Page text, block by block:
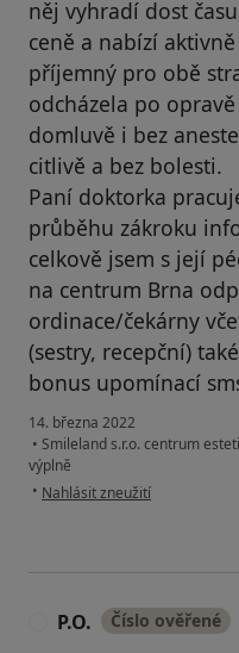
něj vyhradí dost
ceně a nabízí
příjemný pro obě
odcházela po
domluvě i bez
citlivě a bez bolesti.
Paní doktorka
průběhu zákroku
celkově jsem s její
na centrum Brna
ordinace/čekárny
(sestry, recepční)
bonus upomínací
14. března 2022
• Smileland s.r.o. centrum
výplně
• podle názoru uživatele Jitka
Nahlásit zneužití
P.O. Číslo ověřené